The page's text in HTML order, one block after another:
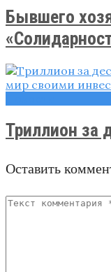
Бывшего
Триллион за
Оставить